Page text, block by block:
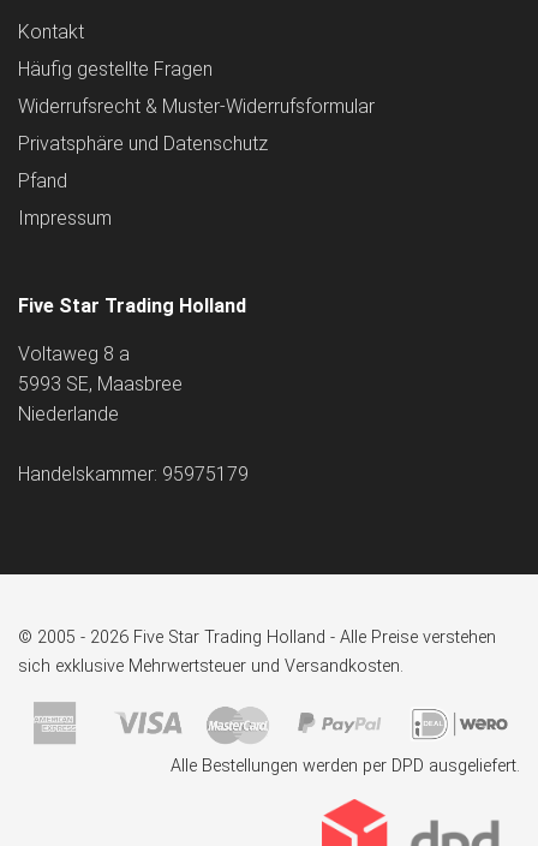
Kontakt
Häufig gestellte Fragen
Widerrufsrecht & Muster-Widerrufsformular
Privatsphäre und Datenschutz
Pfand
Impressum
Five Star Trading Holland
Voltaweg 8 a
5993 SE, Maasbree
Niederlande
Handelskammer: 95975179
© 2005 - 2026 Five Star Trading Holland - Alle Preise verstehen
sich exklusive Mehrwertsteuer und Versandkosten.
Alle Bestellungen werden per DPD ausgeliefert.